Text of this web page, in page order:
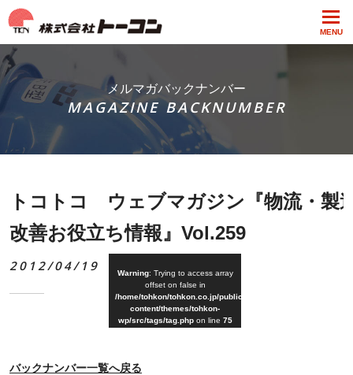
MENU
メルマガバックナンバー
MAGAZINE BACKNUMBER
トコトコ ウェブマガジン『物流・製
改善お役立ち情報』Vol.259
2012/04/19 Warning: Trying to access array
offset on false in
/home/tohkon/tohkon.co.jp/public_html/wp-
content/themes/tohkon-
wp/src/tags/tag.phpon line 75
バックナンバー一覧へ戻る